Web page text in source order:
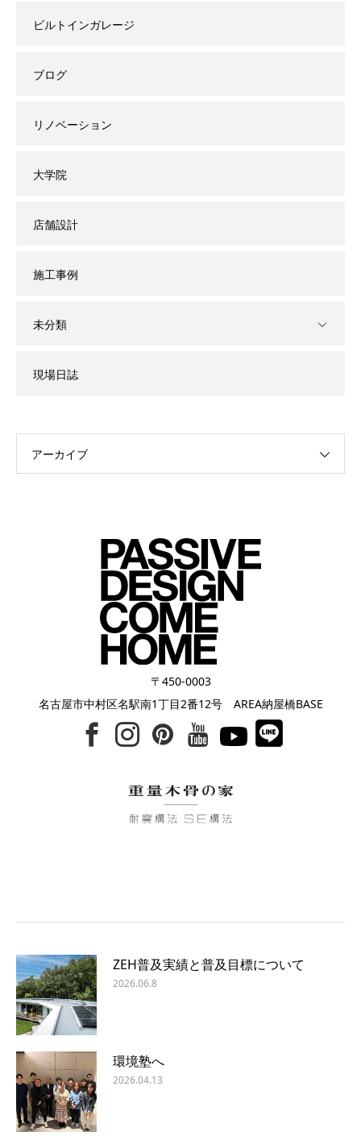
ビルトインガレージ
ブログ
リノベーション
大学院
店舗設計
施工事例
未分類
現場日誌
アーカイブ
〒450-0003
名古屋市中村区名駅南1丁目2番12号 AREA納屋橋BASE
ZEH普及実績と普及目標について
2026.06.8
環境塾へ
2026.04.13